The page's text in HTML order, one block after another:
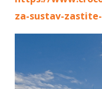
za-sustav-